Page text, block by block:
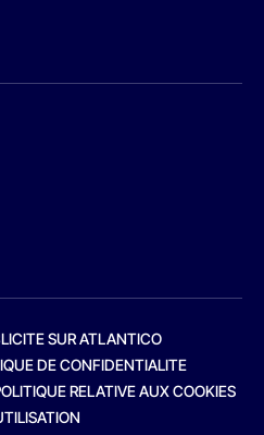
SUR ATLANTICO
DE CONFIDENTIALITE
RELATIVE AUX COOKIES